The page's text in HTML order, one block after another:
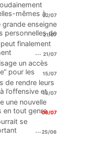
mêmes à
...
22/07
enseigne
personnelles de
...
21/07
finalement
... 21/07
un accès
pour les
...
15/07
de rendre leurs
l’offensive et
...
13/07
une nouvelle
en tout genre06/07
se
...25/06